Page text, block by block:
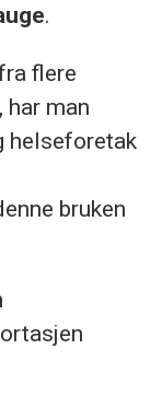
.
flere
har man
helseforetak
bruken